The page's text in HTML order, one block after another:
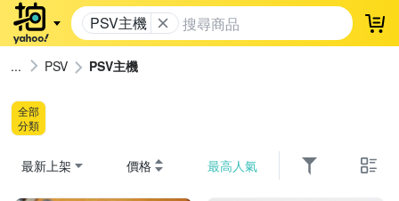
PSV主機 登
PSV PSV主機
全部
分類
最新上架 價格 最高人氣